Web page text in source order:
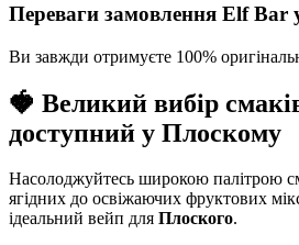
Переваги замовлення Elf Bar
Ви завжди отримуєте 100%
🍓 Великий вибір
доступний у Плоскому
Насолоджуйтесь широкою палітрою
ягідних до освіжаючих фруктових
ідеальний вейп для Плоского.